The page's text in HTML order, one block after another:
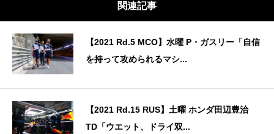
関連記事
【2021 Rd.5 MCO】水曜 P・ガスリー「自信
を持って攻められるマシ...
【2021 Rd.15 RUS】土曜 ホンダ田辺豊治
TD「ウエット、ドライ双...